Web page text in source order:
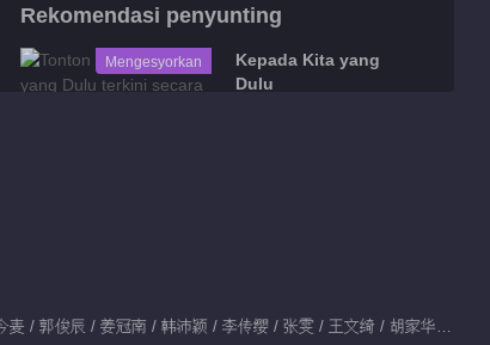
Rekomendasi penyunting
Mengesyorkan
Kepada Kita yang
Dulu
766.6M
Dibintangi：张嘉益 / 闫妮 / 赵今麦 / 郭俊辰 / 姜冠南 / 韩沛颖 / 李传缨 / 张雯 / 王文绮 / 胡家华 / 张奕聪 / 张樟 / 杨旭 / 刘航宇 / 吴璟沐